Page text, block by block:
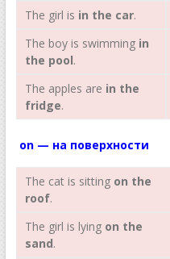
The girl is in the car.
The boy is swimming in
the pool.
The apples are in the
fridge.
on— на поверхности
The cat is sitting on the
roof.
The girl is lying on the
sand.